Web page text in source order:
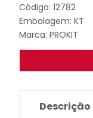
Código: 12782
Embalagem: KT
Marca: PROKIT
Descrição